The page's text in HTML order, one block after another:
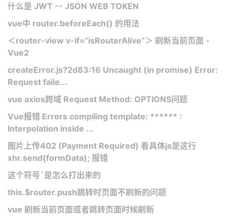
什么是 JWT -- JSON WEB TOKEN
vue中 router.beforeEach() 的用法
＜router-view v-if=“isRouterAlive“＞ 刷新当前页面 -
Vue2
createError.js?2d83:16 Uncaught (in promise) Error:
Request faile...
vue axios跨域 Request Method: OPTIONS问题
Vue报错 Errors compiling template: ****** :
Interpolation inside ...
图片上传402 (Payment Required) 看具体js是这行
xhr.send(formData); 报错
这个符号`是怎么打出来的
this.$router.push跳转时页面不刷新的问题
vue 刷新当前页面或者跳转页面时候刷新